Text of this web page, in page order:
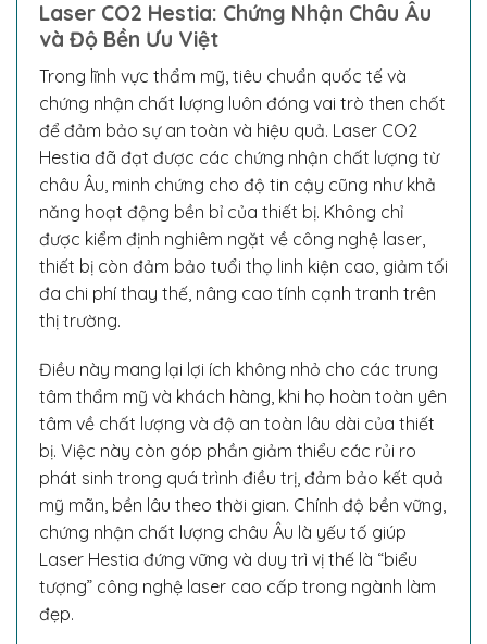
Laser CO2 Hestia: Chứng Nhận Châu Âu
và Độ Bền Ưu Việt
Trong lĩnh vực thẩm mỹ, tiêu chuẩn quốc tế và
chứng nhận chất lượng luôn đóng vai trò then chốt
để đảm bảo sự an toàn và hiệu quả. Laser CO2
Hestia đã đạt được các chứng nhận chất lượng từ
châu Âu, minh chứng cho độ tin cậy cũng như khả
năng hoạt động bền bỉ của thiết bị. Không chỉ
được kiểm định nghiêm ngặt về công nghệ laser,
thiết bị còn đảm bảo tuổi thọ linh kiện cao, giảm tối
đa chi phí thay thế, nâng cao tính cạnh tranh trên
thị trường.
Điều này mang lại lợi ích không nhỏ cho các trung
tâm thẩm mỹ và khách hàng, khi họ hoàn toàn yên
tâm về chất lượng và độ an toàn lâu dài của thiết
bị. Việc này còn góp phần giảm thiểu các rủi ro
phát sinh trong quá trình điều trị, đảm bảo kết quả
mỹ mãn, bền lâu theo thời gian. Chính độ bền vững,
chứng nhận chất lượng châu Âu là yếu tố giúp
Laser Hestia đứng vững và duy trì vị thế là “biểu
tượng” công nghệ laser cao cấp trong ngành làm
đẹp.